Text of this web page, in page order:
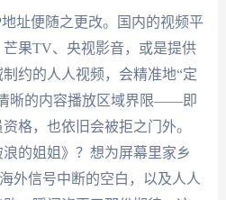
址便随之更改。国内的视频平
果TV、央视影音，或是提供
约的人人视频，会精准地“定
晰的内容播放区域界限——即
格，也依旧会被拒之门外。
的姐姐》？想为屏幕里家乡
外信号中断的空白，以及人人